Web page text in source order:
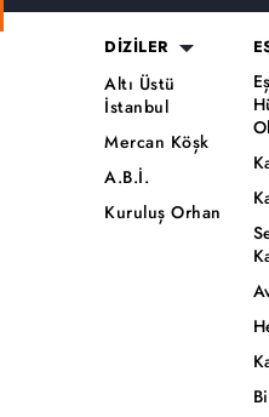
DİZİLER
Altı Üstü
İstanbul
Mercan Köşk
A.B.İ.
Kuruluş Orhan